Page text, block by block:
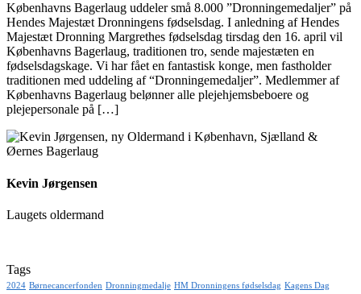
Københavns Bagerlaug uddeler små 8.000 ”Dronningemedaljer” på
Hendes Majestæt Dronningens fødselsdag. I anledning af Hendes
Majestæt Dronning Margrethes fødselsdag tirsdag den 16. april vil
Københavns Bagerlaug, traditionen tro, sende majestæten en
fødselsdagskage. Vi har fået en fantastisk konge, men fastholder
traditionen med uddeling af “Dronningemedaljer”. Medlemmer af
Københavns Bagerlaug belønner alle plejehjemsbeboere og
plejepersonale på […]
Kevin Jørgensen
Laugets oldermand
Tags
2024 Børnecancerfonden Dronningmedalje HM Dronningens fødselsdag Kagens Dag